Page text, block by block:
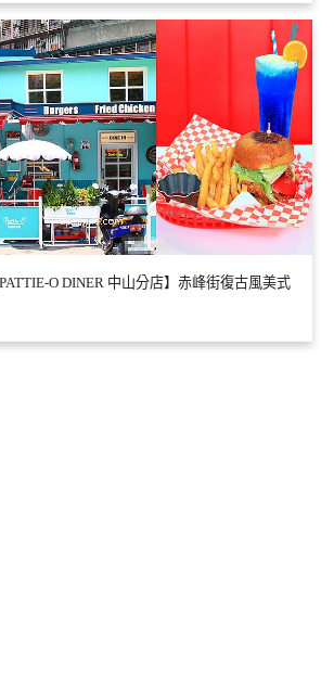
O DINER 中山分店】赤峰街復古風美式